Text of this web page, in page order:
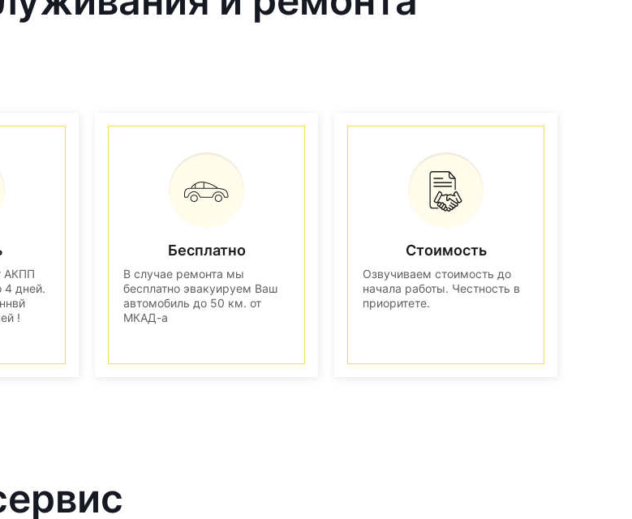
АКПП
4 дней.
!
Бесплатно
В случае ремонта мы
бесплатно эвакуируем Ваш
автомобиль до 50 км. от
МКАД-а
Стоимость
Озвучиваем стоимость до
начала работы. Честность в
приоритете.